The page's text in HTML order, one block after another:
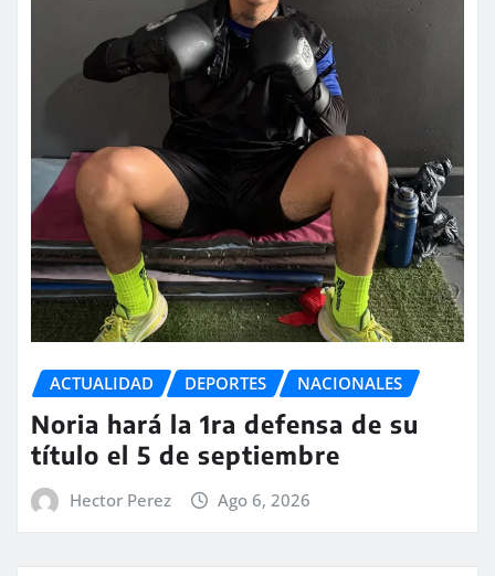
ACTUALIDAD DEPORTES NACIONALES
Noria hará la 1ra defensa de su
título el 5 de septiembre
Hector Perez Ago 6, 2026